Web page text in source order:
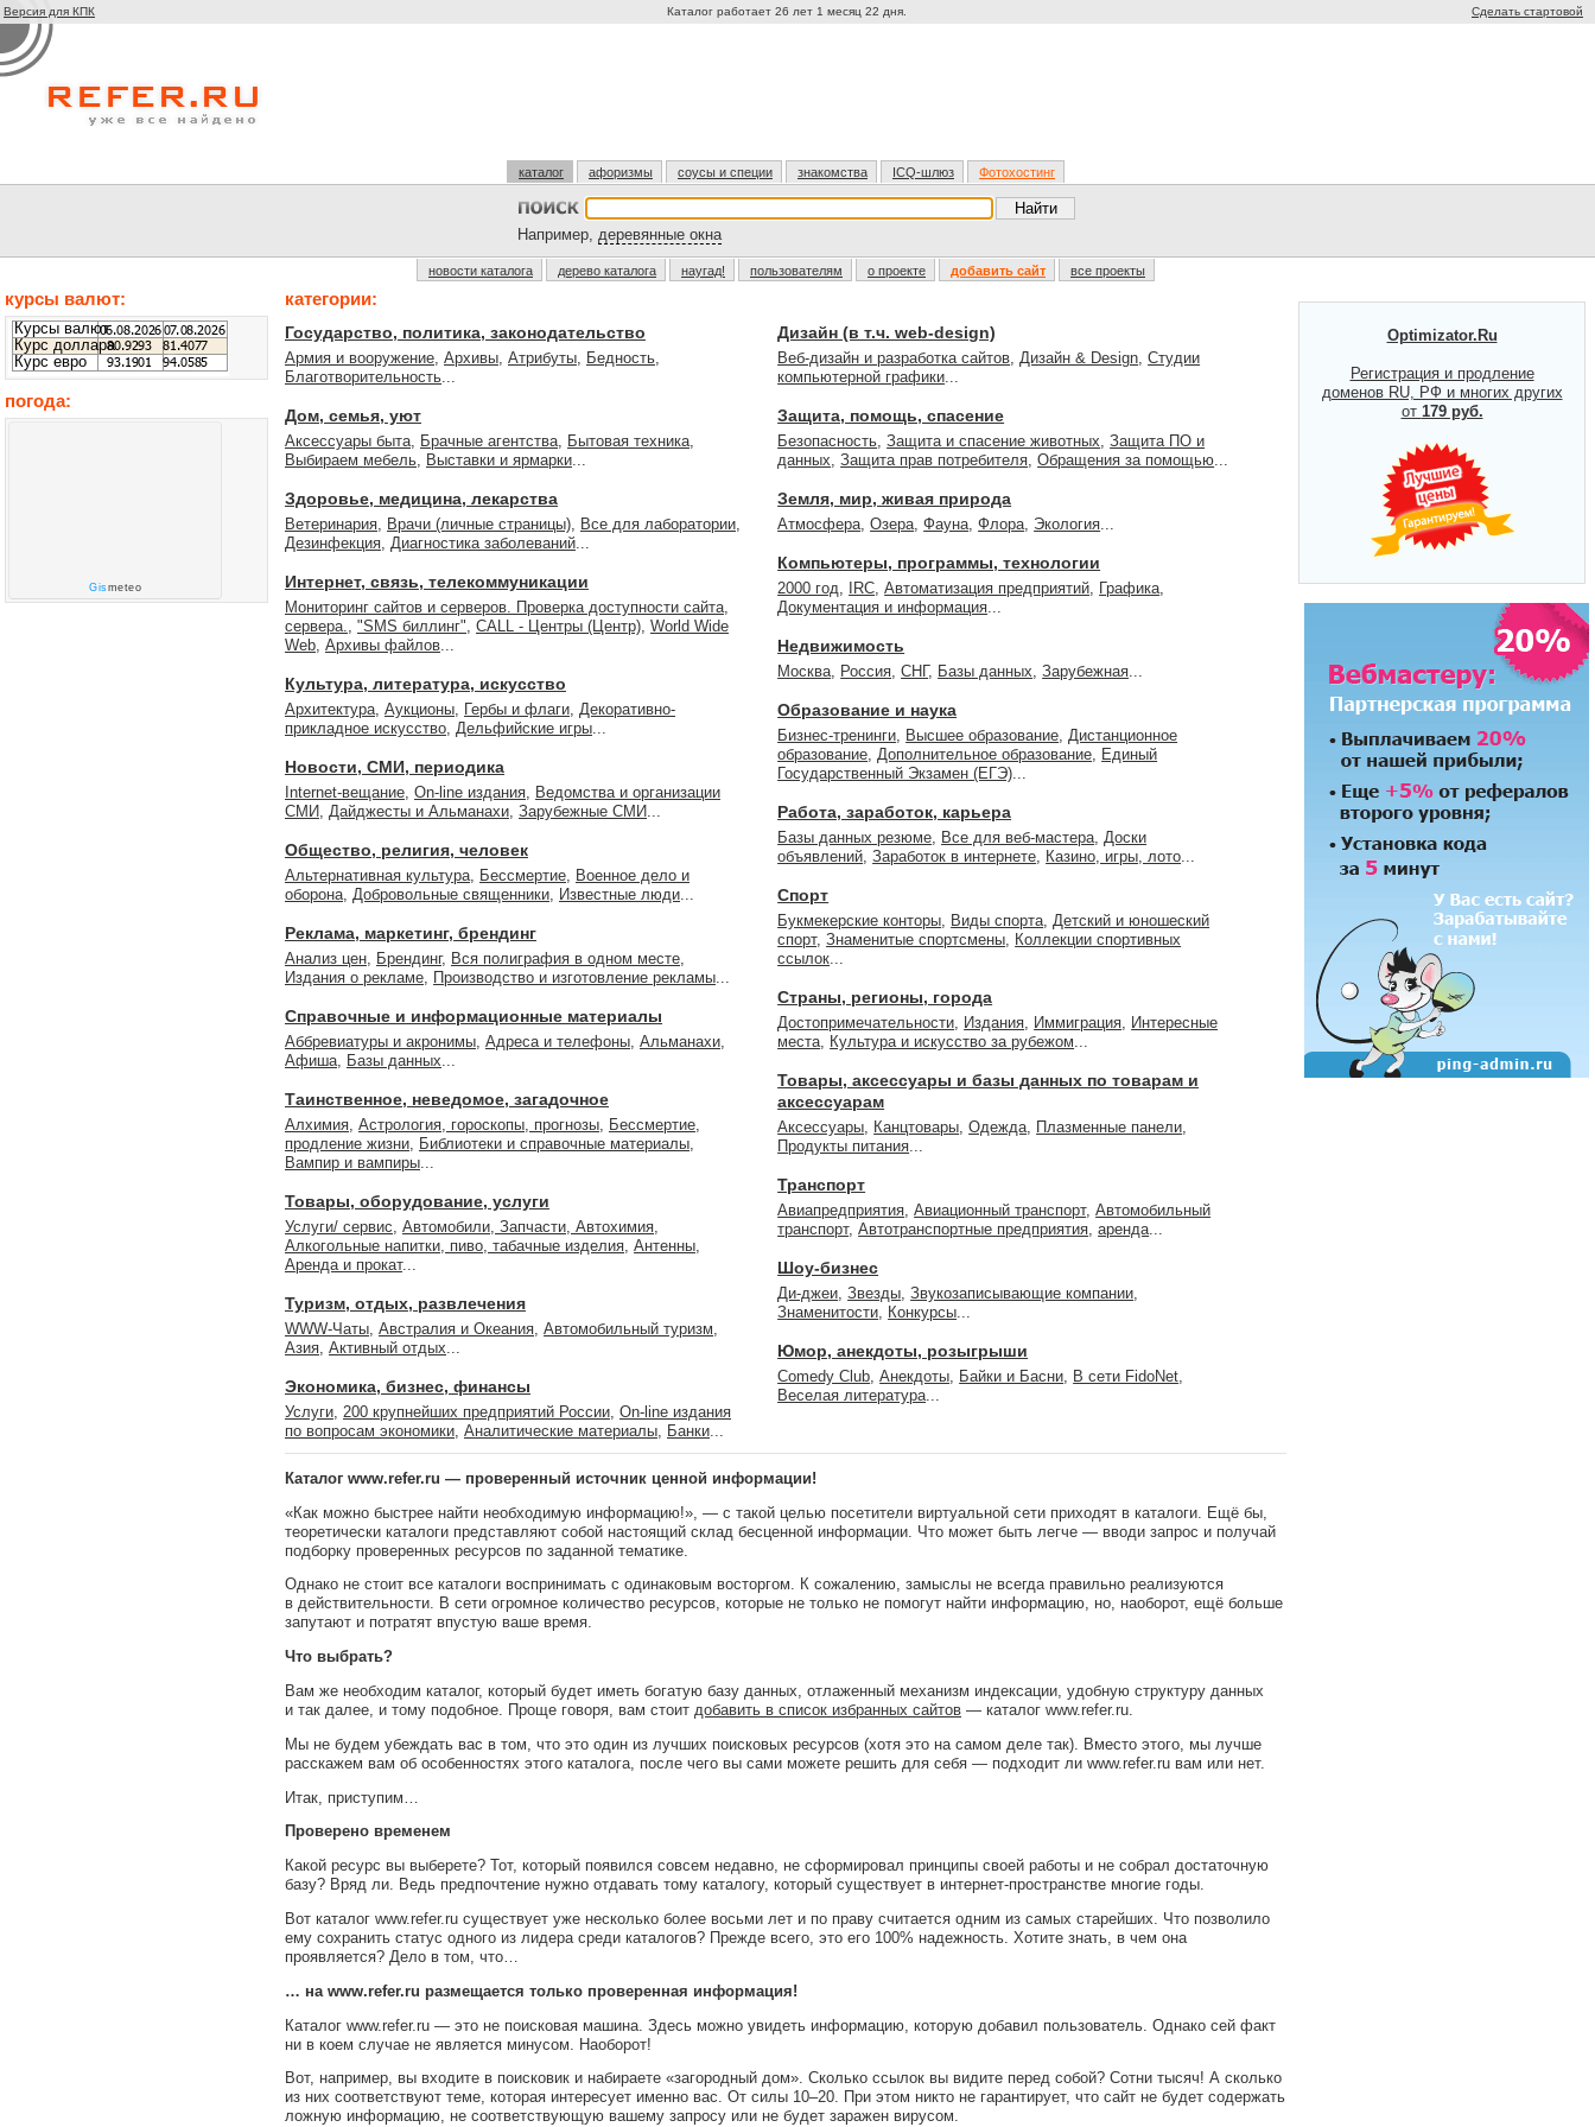
Версия для КПК Каталог работает 26 лет 1 месяц 22 дня. Сделать стартовой
каталог афоризмы соусы и специи знакомства ICQ-шлюз Фотохостинг
Например, деревянные окна
новости каталога дерево каталога наугад! пользователям о проекте добавить сайт все проекты
курсы валют:
Курсы валют
Курс доллара
Курс евро
погода:
Gismeteo
категории:
Государство, политика, законодательство
Армия и вооружение, Архивы, Атрибуты, Бедность,
Благотворительность...
Дом, семья, уют
Аксессуары быта, Брачные агентства, Бытовая техника,
Выбираем мебель, Выставки и ярмарки...
Здоровье, медицина, лекарства
Ветеринария, Врачи (личные страницы), Все для лаборатории,
Дезинфекция, Диагностика заболеваний...
Интернет, связь, телекоммуникации
Мониторинг сайтов и серверов. Проверка доступности сайта,
сервера., "SMS биллинг", CALL - Центры (Центр), World Wide
Web, Архивы файлов...
Культура, литература, искусство
Архитектура, Аукционы, Гербы и флаги, Декоративно-
прикладное искусство, Дельфийские игры...
Новости, СМИ, периодика
Internet-вещание, On-line издания, Ведомства и организации
СМИ, Дайджесты и Альманахи, Зарубежные СМИ...
Общество, религия, человек
Альтернативная культура, Бессмертие, Военное дело и
оборона, Добровольные священники, Известные люди...
Реклама, маркетинг, брендинг
Анализ цен, Брендинг, Вся полиграфия в одном месте,
Издания о рекламе, Производство и изготовление рекламы...
Справочные и информационные материалы
Аббревиатуры и акронимы, Адреса и телефоны, Альманахи,
Афиша, Базы данных...
Таинственное, неведомое, загадочное
Алхимия, Астрология, гороскопы, прогнозы, Бессмертие,
продление жизни, Библиотеки и справочные материалы,
Вампир и вампиры...
Товары, оборудование, услуги
Услуги/ сервис, Автомобили, Запчасти, Автохимия,
Алкогольные напитки, пиво, табачные изделия, Антенны,
Аренда и прокат...
Туризм, отдых, развлечения
WWW-Чаты, Австралия и Океания, Автомобильный туризм,
Азия, Активный отдых...
Экономика, бизнес, финансы
Услуги, 200 крупнейших предприятий России, On-line издания
по вопросам экономики, Аналитические материалы, Банки...
Дизайн (в т.ч. web-design)
Веб-дизайн и разработка сайтов,Дизайн & Design,Студии
компьютерной графики...
Защита, помощь, спасение
Безопасность,Защита и спасение животных,Защита ПО и
данных,Защита прав потребителя,Обращения за помощью...
Земля, мир, живая природа
Атмосфера,Озера,Фауна,Флора, Экология...
Компьютеры, программы, технологии
2000 год, IRC,Автоматизация предприятий, Графика,
Документация и информация...
Недвижимость
Москва, Россия,СНГ, Базы данных,Зарубежная...
Образование и наука
Бизнес-тренинги, Высшее образование,Дистанционное
образование,Дополнительное образование, Единый
Государственный Экзамен (ЕГЭ)...
Работа, заработок, карьера
Базы данных резюме, Все для веб-мастера,Доски
объявлений,Заработок в интернете, Казино, игры, лото...
Спорт
Букмекерские конторы, Виды спорта,Детский и юношеский
спорт,Знаменитые спортсмены, Коллекции спортивных
ссылок...
Страны, регионы, города
Достопримечательности, Издания, Иммиграция, Интересные
места, Культура и искусство за рубежом...
Товары, аксессуары и базы данных по товарам и
аксессуарам
Аксессуары, Канцтовары,Одежда, Плазменные панели,
Продукты питания...
Транспорт
Авиапредприятия,Авиационный транспорт,Автомобильный
транспорт,Автотранспортные предприятия,аренда...
Шоу-бизнес
Ди-джеи,Звезды,Звукозаписывающие компании,
Знаменитости, Конкурсы...
Юмор, анекдоты, розыгрыши
Comedy Club,Анекдоты, Байки и Басни, В сети FidoNet,
Веселая литература...
Каталог www.refer.ru — проверенный источник ценной информации!
«Как можно быстрее найти необходимую информацию!», — с такой целью посетители виртуальной сети приходят в каталоги. Ещё бы,
теоретически каталоги представляют собой настоящий склад бесценной информации. Что может быть легче — вводи запрос и получай
подборку проверенных ресурсов по заданной тематике.
Однако не стоит все каталоги воспринимать с одинаковым восторгом. К сожалению, замыслы не всегда правильно реализуются
в действительности. В сети огромное количество ресурсов, которые не только не помогут найти информацию, но, наоборот, ещё больше
запутают и потратят впустую ваше время.
Что выбрать?
Вам же необходим каталог, который будет иметь богатую базу данных, отлаженный механизм индексации, удобную структуру данных
и так далее, и тому подобное. Проще говоря, вам стоит добавить в список избранных сайтов — каталог www.refer.ru.
Мы не будем убеждать вас в том, что это один из лучших поисковых ресурсов (хотя это на самом деле так). Вместо этого, мы лучше
расскажем вам об особенностях этого каталога, после чего вы сами можете решить для себя — подходит ли www.refer.ru вам или нет.
Итак, приступим…
Проверено временем
Какой ресурс вы выберете? Тот, который появился совсем недавно, не сформировал принципы своей работы и не собрал достаточную
базу? Вряд ли. Ведь предпочтение нужно отдавать тому каталогу, который существует в интернет-пространстве многие годы.
Вот каталог www.refer.ru существует уже несколько более восьми лет и по праву считается одним из самых старейших. Что позволило
ему сохранить статус одного из лидера среди каталогов? Прежде всего, это его 100% надежность. Хотите знать, в чем она
проявляется? Дело в том, что…
… на www.refer.ru размещается только проверенная информация!
Каталог www.refer.ru — это не поисковая машина. Здесь можно увидеть информацию, которую добавил пользователь. Однако сей факт
ни в коем случае не является минусом. Наоборот!
Вот, например, вы входите в поисковик и набираете «загородный дом». Сколько ссылок вы видите перед собой? Сотни тысяч! А сколько
из них соответствуют теме, которая интересует именно вас. От силы 10–20. При этом никто не гарантирует, что сайт не будет содержать
ложную информацию, не соответствующую вашему запросу или не будет заражен вирусом.
Optimizator.Ru
Регистрация и продление
доменов RU, РФ и многих других
от 179 руб.